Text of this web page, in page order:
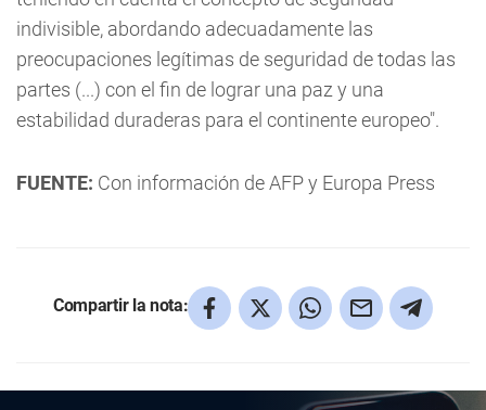
indivisible, abordando adecuadamente las
preocupaciones legítimas de seguridad de todas las
partes (...) con el fin de lograr una paz y una
estabilidad duraderas para el continente europeo".
FUENTE: Con información de AFP y Europa Press
Compartir la nota: